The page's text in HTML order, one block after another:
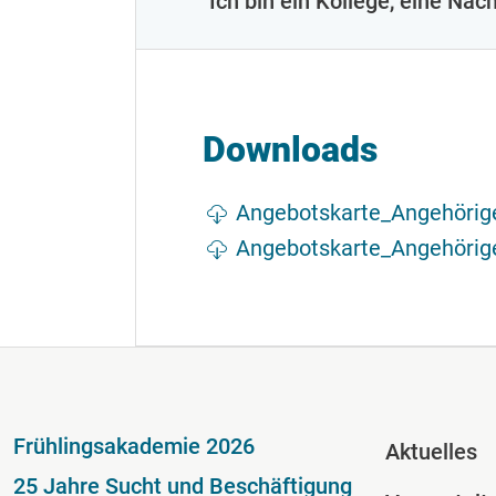
Downloads
Dokument
Dokument
Fußzeile
Frühlingsakademie 2026
25 Jahre Sucht und Beschäftigung
Aktuelles